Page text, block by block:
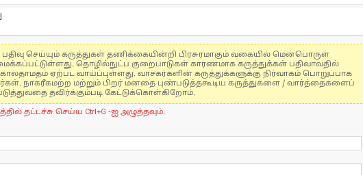
செய்யும் கருத்துகள் தணிக்கையின்றி பிரசுரமாகும் வகையில் மென்பொருள்
தொழில்நுட்ப குறைபாடுகள் காரணமாக கருத்துக்கள் பதிவாவதில்
காலதாமதம் ஏற்பட வாய்ப்புள்ளது. வாசகர்களின் கருத்துக்களுக்கு நிர்வாகம் பொறுப்பாக
நாகரீகமற்ற மற்றும் பிறர் மனதை புண்படுத்தகூடிய கருத்துகளை / வார்த்தைகளைப்
தவிர்க்கும்படி கேட்டுக்கொள்கிறோம்.
தட்டச்சு செய்ய Ctrl+G -ஐ அழுத்தவும்.